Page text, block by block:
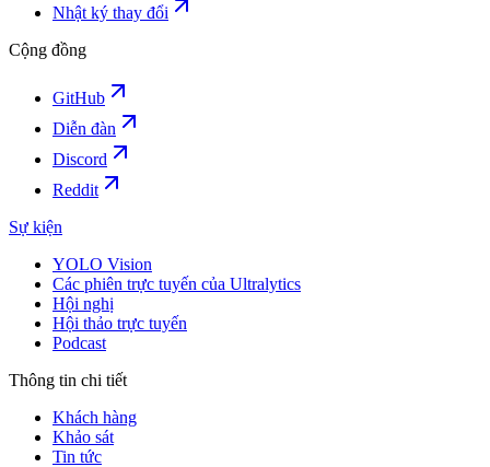
Nhật ký thay đổi
Cộng đồng
GitHub
Diễn đàn
Discord
Reddit
Sự kiện
YOLO Vision
Các phiên trực tuyến của Ultralytics
Hội nghị
Hội thảo trực tuyến
Podcast
Thông tin chi tiết
Khách hàng
Khảo sát
Tin tức